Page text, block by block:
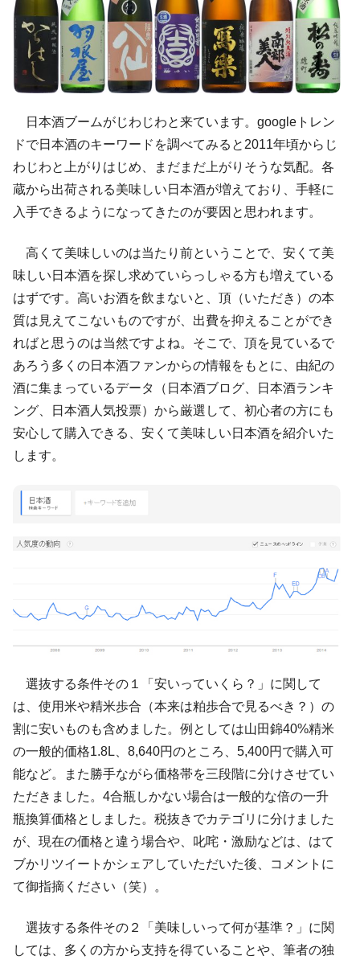
日本酒ブームがじわじわと来ています。googleトレン
ドで日本酒のキーワードを調べてみると2011年頃からじ
わじわと上がりはじめ、まだまだ上がりそうな気配。各
蔵から出荷される美味しい日本酒が増えており、手軽に
入手できるようになってきたのが要因と思われます。
高くて美味しいのは当たり前ということで、安くて美
味しい日本酒を探し求めていらっしゃる方も増えている
はずです。高いお酒を飲まないと、頂（いただき）の本
質は見えてこないものですが、出費を抑えることができ
ればと思うのは当然ですよね。そこで、頂を見ているで
あろう多くの日本酒ファンからの情報をもとに、由紀の
酒に集まっているデータ（日本酒ブログ、日本酒ランキ
ング、日本酒人気投票）から厳選して、初心者の方にも
安心して購入できる、安くて美味しい日本酒を紹介いた
します。
選抜する条件その１「安いっていくら？」に関して
は、使用米や精米歩合（本来は粕歩合で見るべき？）の
割に安いものも含めました。例としては山田錦40%精米
の一般的価格1.8L、8,640円のところ、5,400円で購入可
能など。また勝手ながら価格帯を三段階に分けさせてい
ただきました。4合瓶しかない場合は一般的な倍の一升
瓶換算価格としました。税抜きでカテゴリに分けました
が、現在の価格と違う場合や、叱咤・激励などは、はて
ブかリツイートかシェアしていただいた後、コメントに
て御指摘ください（笑）。
選抜する条件その２「美味しいって何が基準？」に関
しては、多くの方から支持を得ていることや、筆者の独